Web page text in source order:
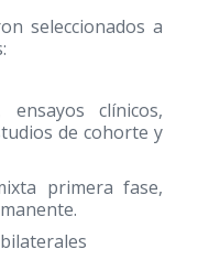
seleccionados a
ensayos clínicos,
de cohorte y
primera fase,